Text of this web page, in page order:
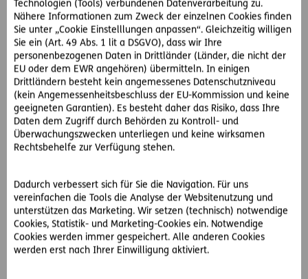
Technologien (Tools) verbundenen Datenverarbeitung zu.
Nähere Informationen zum Zweck der einzelnen Cookies finden
Sie unter „Cookie Einstelllungen anpassen“. Gleichzeitig willigen
Sie ein (Art. 49 Abs. 1 lit a DSGVO), dass wir Ihre
personenbezogenen Daten in Drittländer (Länder, die nicht der
EU oder dem EWR angehören) übermitteln. In einigen
Drittländern besteht kein angemessenes Datenschutzniveau
(kein Angemessenheitsbeschluss der EU-Kommission und keine
geeigneten Garantien). Es besteht daher das Risiko, dass Ihre
Daten dem Zugriff durch Behörden zu Kontroll- und
Überwachungszwecken unterliegen und keine wirksamen
Rechtsbehelfe zur Verfügung stehen.
Dadurch verbessert sich für Sie die Navigation. Für uns
vereinfachen die Tools die Analyse der Websitenutzung und
unterstützen das Marketing. Wir setzen (technisch) notwendige
Cookies, Statistik- und Marketing-Cookies ein. Notwendige
Cookies werden immer gespeichert. Alle anderen Cookies
werden erst nach Ihrer Einwilligung aktiviert.
Diese beraten die Kundin zu ihrer Situation und schlagen
vor, zu versuchen, die Sache außergerichtlich zu lösen. Die
D.A.S. Kundin würde gerne auf den Weg zum Anwalt und
Gericht verzichten und willigt ein. Im Zuge derD.A.S.
Direkthilfe®setzen die Juristen ein Schreiben an den
Bekannten auf und fordern ihn dazu auf, den Laptop
zurückzugeben. Darin stellen sie auch klar, dass andernfalls
ein Anwalt mit dem Fall beauftragt wird. Sichtlich hat die
D.A.S. Direkthilfe®gewirkt. Denn bereits zwei Wochen
später wird Frau P. der Laptop per Post zugestellt. Die D.A.S.
Herausgabe-Rechtsschutz für den Privatbereich
Zum Glück ist Frau P. durch denD.A.S. Start-Rechtsschutz
Privatversichert. In ihrer umfassenden Basisabsicherung
ist auch der Herausgabe-Rechtsschutz enthalten. Mit